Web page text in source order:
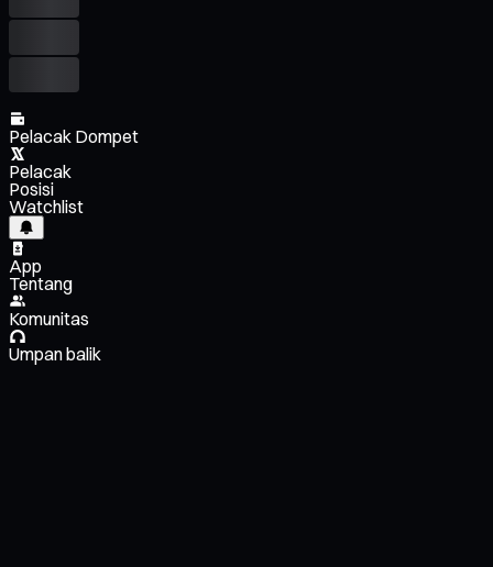
Pelacak Dompet
Pelacak
Posisi
Watchlist
App
Tentang
Komunitas
Umpan balik